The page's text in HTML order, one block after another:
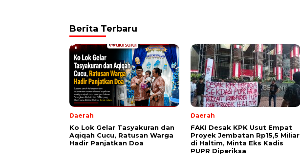
Berita Terbaru
Daerah
Ko Lok Gelar Tasyakuran dan
Aqiqah Cucu, Ratusan Warga
Hadir Panjatkan Doa
Daerah
FAKI Desak KPK Usut Empat
Proyek Jembatan Rp15,5 Miliar
di Haltim, Minta Eks Kadis
PUPR Diperiksa